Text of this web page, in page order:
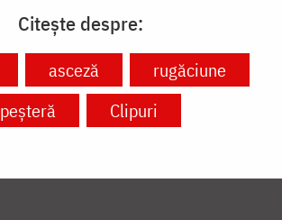
Citește despre:
asceză
rugăciune
peșteră
Clipuri